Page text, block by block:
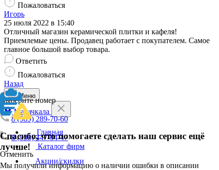
Пожаловаться
Игорь
25 июля 2022 в 15:40
Отличный магазин керамической плитки и кафеля!
Приемлемые цены. Продавец работает с покупателем. Самое
главное большой выбор товара.
Ответить
Пожаловаться
Назад
Выберите номер
8 (989) 289-70-60
8 (938) 447-04-47
Отменить
Спасибо, что помогаете сделать наш сервис ещё
лучше!
Мы получили информацию о наличии ошибки в описании
Меню
Махачкала
Главная
Каталог фирм
Акции/скидки